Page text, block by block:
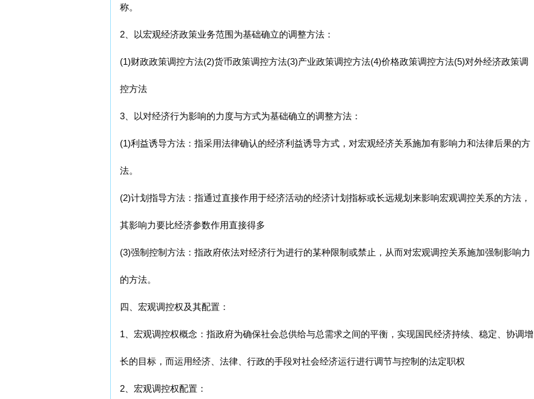
称。
2、以宏观经济政策业务范围为基础确立的调整方法：
(1)财政政策调控方法(2)货币政策调控方法(3)产业政策调控方法(4)价格政策调控方法(5)对外经济政策调
控方法
3、以对经济行为影响的力度与方式为基础确立的调整方法：
(1)利益诱导方法：指采用法律确认的经济利益诱导方式，对宏观经济关系施加有影响力和法律后果的方
法。
(2)计划指导方法：指通过直接作用于经济活动的经济计划指标或长远规划来影响宏观调控关系的方法，
其影响力要比经济参数作用直接得多
(3)强制控制方法：指政府依法对经济行为进行的某种限制或禁止，从而对宏观调控关系施加强制影响力
的方法。
四、宏观调控权及其配置：
1、宏观调控权概念：指政府为确保社会总供给与总需求之间的平衡，实现国民经济持续、稳定、协调增
长的目标，而运用经济、法律、行政的手段对社会经济运行进行调节与控制的法定职权
2、宏观调控权配置：